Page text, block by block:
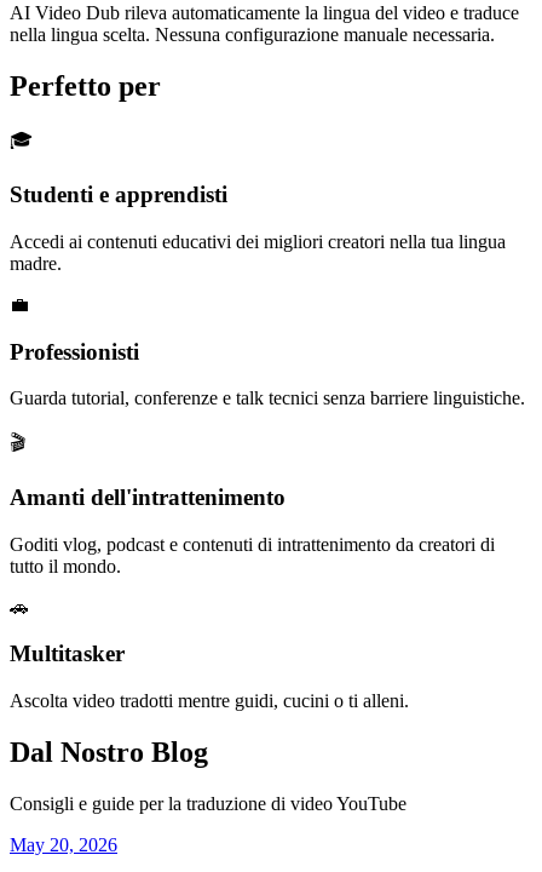
AI Video Dub rileva automaticamente la lingua del video e traduce
nella lingua scelta. Nessuna configurazione manuale necessaria.
Perfetto per
🎓
Studenti e apprendisti
Accedi ai contenuti educativi dei migliori creatori nella tua lingua
madre.
💼
Professionisti
Guarda tutorial, conferenze e talk tecnici senza barriere linguistiche.
🎬
Amanti dell'intrattenimento
Goditi vlog, podcast e contenuti di intrattenimento da creatori di
tutto il mondo.
🚗
Multitasker
Ascolta video tradotti mentre guidi, cucini o ti alleni.
Dal Nostro Blog
Consigli e guide per la traduzione di video YouTube
May 20, 2026